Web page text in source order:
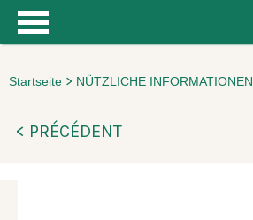
Startseite > NÜTZLICHE INFORMATIONEN
< PRÉCÉDENT